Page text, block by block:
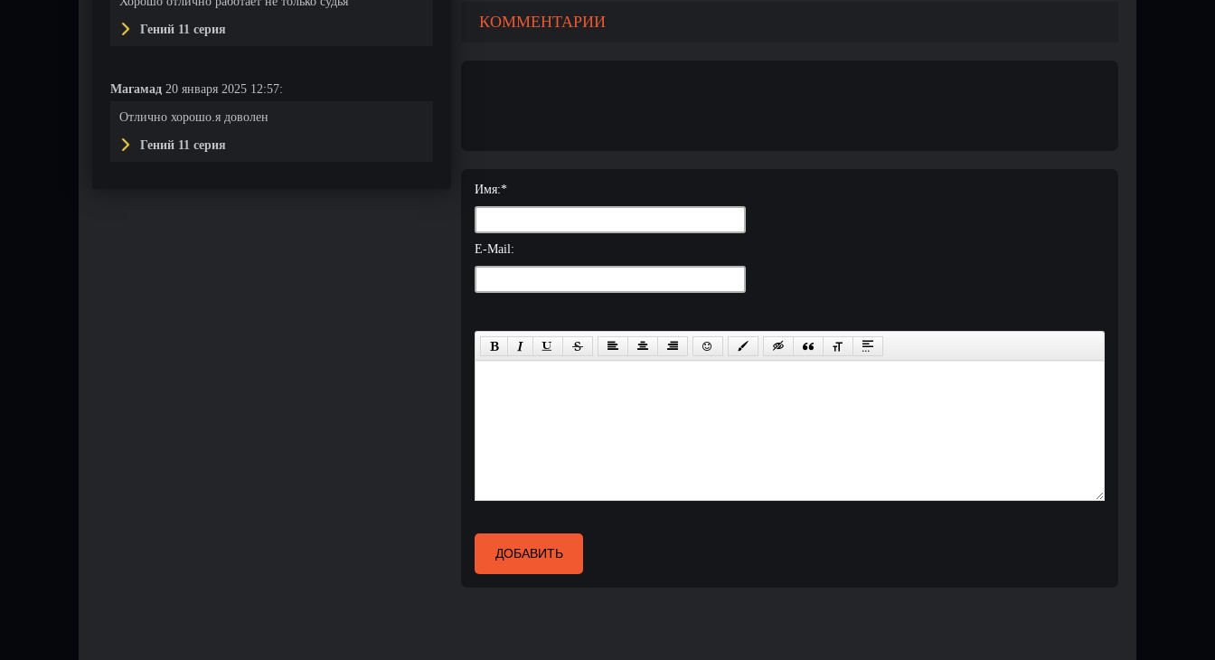
Гений 11 серия
Магамад 20 января 2025 12:57:
Отлично хорошо.я доволен
Гений 11 серия
КОММЕНТАРИИ
Имя:*
E-Mail:
ДОБАВИТЬ